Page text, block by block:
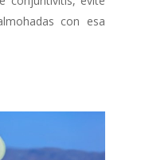
con esa